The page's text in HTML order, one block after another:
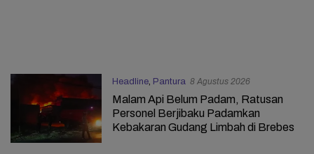
Headline, Pantura 8 Agustus 2026
Malam Api Belum Padam, Ratusan
Personel Berjibaku Padamkan
Kebakaran Gudang Limbah di Brebes